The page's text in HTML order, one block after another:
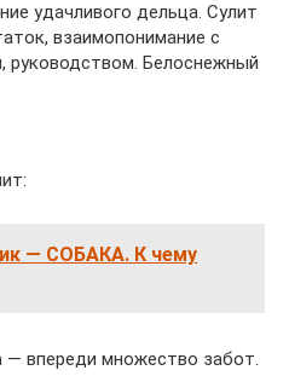
удачливого дельца. Сулит
взаимопонимание с
руководством. Белоснежный
— СОБАКА. К чему
— впереди множество забот.